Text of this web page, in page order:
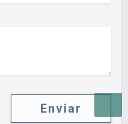
Enviar